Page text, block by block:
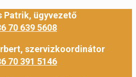
Patrik, ügyvezető
70 639 5608
szervizkoordinátor
70 391 5146